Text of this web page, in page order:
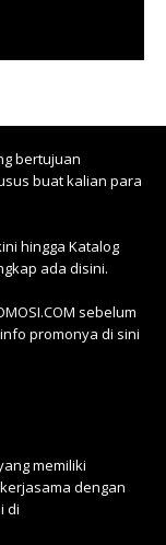
bertujuan
buat kalian para
hingga Katalog
ada disini.
sebelum
promonya di sini
memiliki
dengan
di